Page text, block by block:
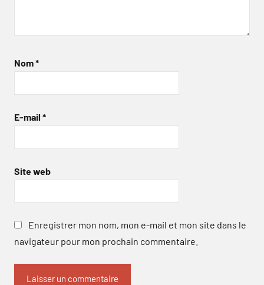
Nom*
E-mail *
Site web
Enregistrer mon nom, mon e-mail et mon site dans le
navigateur pour mon prochain commentaire.